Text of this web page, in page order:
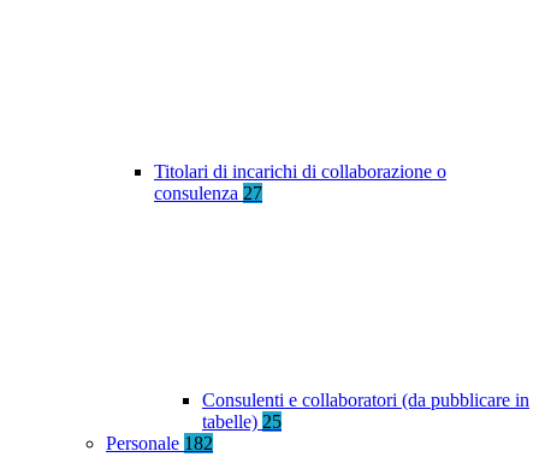
Titolari di incarichi di collaborazione o
consulenza 27
Consulenti e collaboratori (da pubblicare in
tabelle) 25
Personale 182